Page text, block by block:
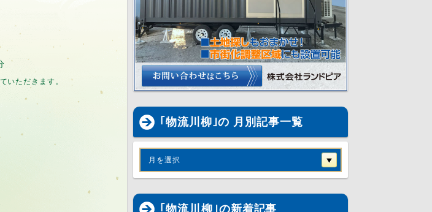
いただきます。
｢物流川柳｣の 月別記事一覧
月を選択
｢ 物流川柳 ｣の新着記事